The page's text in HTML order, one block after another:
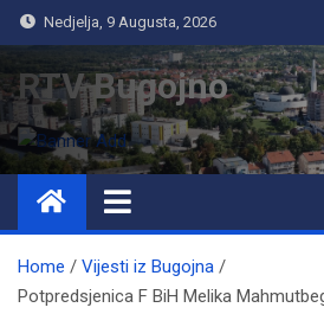
Nedjelja, 9 Augusta, 2026
RTV Bugojno
Home
Vijesti iz Bugojna
Potpredsjenica F BiH Melika